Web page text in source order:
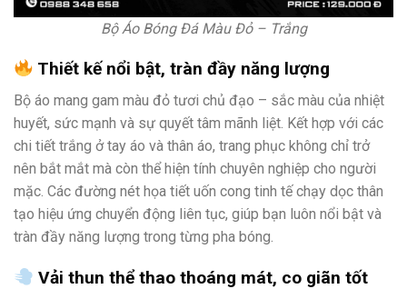
Bộ Áo Bóng Đá Màu Đỏ – Trắng
Thiết kế nổi bật, tràn đầy năng lượng
Bộ áo mang gam màu đỏ tươi chủ đạo – sắc màu của nhiệt
huyết, sức mạnh và sự quyết tâm mãnh liệt. Kết hợp với các
chi tiết trắng ở tay áo và thân áo, trang phục không chỉ trở
nên bắt mắt mà còn thể hiện tính chuyên nghiệp cho người
mặc. Các đường nét họa tiết uốn cong tinh tế chạy dọc thân
tạo hiệu ứng chuyển động liên tục, giúp bạn luôn nổi bật và
tràn đầy năng lượng trong từng pha bóng.
Vải thun thể thao thoáng mát, co giãn tốt